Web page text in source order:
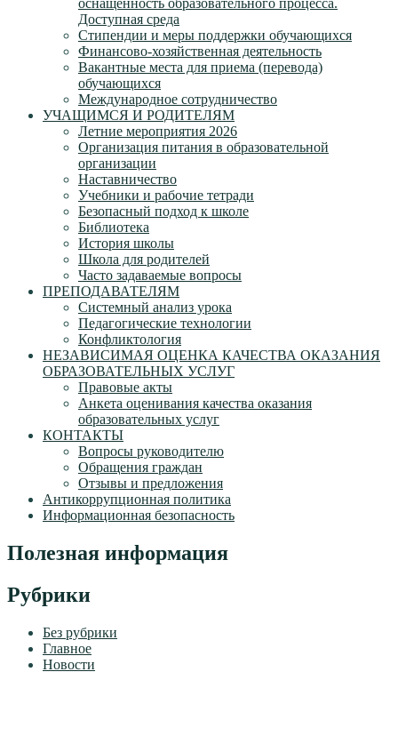
оснащенность образовательного процесса.
Доступная среда
Стипендии и меры поддержки обучающихся
Финансово-хозяйственная деятельность
Вакантные места для приема (перевода)
обучающихся
Международное сотрудничество
УЧАЩИМСЯ И РОДИТЕЛЯМ
Летние мероприятия 2026
Организация питания в образовательной
организации
Наставничество
Учебники и рабочие тетради
Безопасный подход к школе
Библиотека
История школы
Школа для родителей
Часто задаваемые вопросы
ПРЕПОДАВАТЕЛЯМ
Системный анализ урока
Педагогические технологии
Конфликтология
НЕЗАВИСИМАЯ ОЦЕНКА КАЧЕСТВА ОКАЗАНИЯ
ОБРАЗОВАТЕЛЬНЫХ УСЛУГ
Правовые акты
Анкета оценивания качества оказания
образовательных услуг
КОНТАКТЫ
Вопросы руководителю
Обращения граждан
Отзывы и предложения
Антикоррупционная политика
Информационная безопасность
Полезная информация
Рубрики
Без рубрики
Главное
Новости